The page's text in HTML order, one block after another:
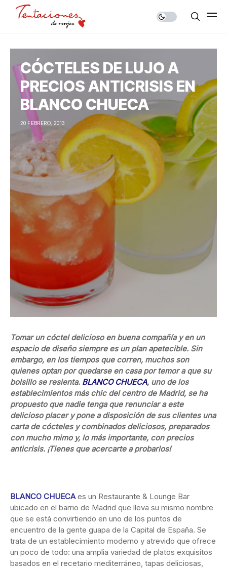
CÓCTELES DE LUJO A
PRECIOS ANTICRISIS EN
BLANCO CHUECA
20 FEBRERO, 2013
Tomar un cóctel delicioso en buena compañía y en un
espacio de diseño siempre es un plan apetecible. Sin
embargo, en los tiempos que corren, muchos son
quienes optan por quedarse en casa por temor a que su
bolsillo se resienta. BLANCO CHUECA, uno de los
establecimientos más chic del centro de Madrid, se ha
propuesto que nadie tenga que renunciar a este
delicioso placer y pone a disposición de sus clientes una
carta de cócteles y combinados deliciosos, preparados
con mucho mimo y, lo más importante, con precios
anticrisis. ¡Tienes que acercarte a probarlos!
BLANCO CHUECAes un Restaurante & Lounge Bar
ubicado en el barrio de Madrid que lleva su mismo nombre
que se está convirtiendo en uno de los puntos de
encuentro de la gente guapa de la Capital de España. Se
trata de un establecimiento moderno y atrevido que ofrece
un poco de todo: una amplia variedad de platos exquisitos
basados en el recetario mediterráneo, tapas deliciosas,